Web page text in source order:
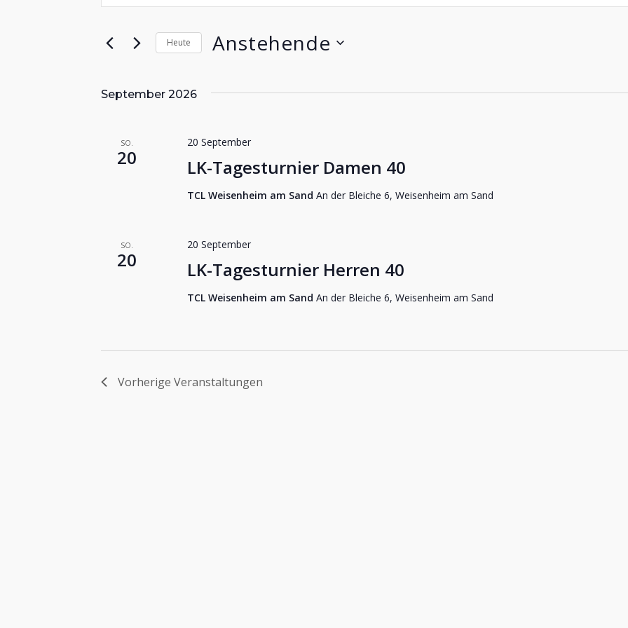
Suche
und
Navigation
nach
Heute Anstehende
September 2026
SO.
20 LK-Tagesturnier Damen 40
20 September
TCL Weisenheim am Sand An der Bleiche 6, Weisenheim am Sand
SO.
20 LK-Tagesturnier Herren 40
20 September
TCL Weisenheim am Sand An der Bleiche 6, Weisenheim am Sand
Vorherige Veranstaltungen